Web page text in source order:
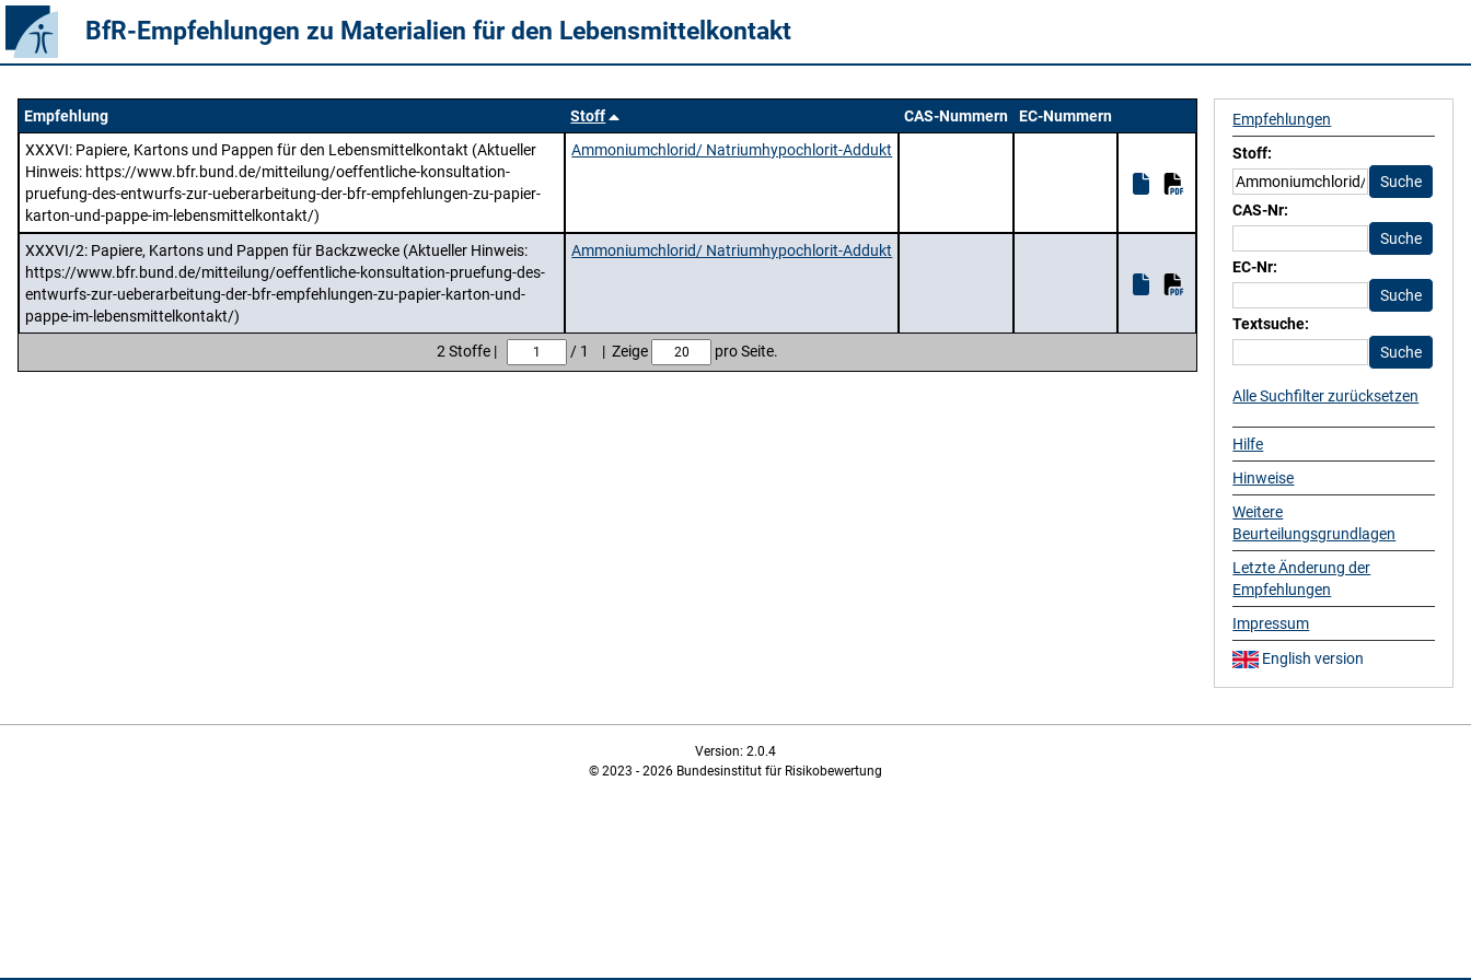
BfR-Empfehlungen zu Materialien für den Lebensmittelkontakt
Empfehlung Stoff CAS-Nummern
EC-Nummern
XXXVI: Papiere, Kartons und Pappen für den Lebensmittelkontakt (Aktueller
Hinweis: https://www.bfr.bund.de/mitteilung/oeffentliche-konsultation-
pruefung-des-entwurfs-zur-ueberarbeitung-der-bfr-empfehlungen-zu-papier-
karton-und-pappe-im-lebensmittelkontakt/)
Ammoniumchlorid/ Natriumhypochlorit-Addukt
XXXVI/2: Papiere, Kartons und Pappen für Backzwecke (Aktueller Hinweis:
https://www.bfr.bund.de/mitteilung/oeffentliche-konsultation-pruefung-des-
entwurfs-zur-ueberarbeitung-der-bfr-empfehlungen-zu-papier-karton-und-
pappe-im-lebensmittelkontakt/)
Ammoniumchlorid/ Natriumhypochlorit-Addukt
2 Stoffe | / 1 | Zeige pro Seite.
Empfehlungen
Stoff:
CAS-Nr:
EC-Nr:
Textsuche:
Alle Suchfilter zurücksetzen
Hilfe
Hinweise
Weitere
Beurteilungsgrundlagen
Letzte Änderung der
Empfehlungen
Impressum
English version
Version: 2.0.4
© 2023 - 2026 Bundesinstitut für Risikobewertung